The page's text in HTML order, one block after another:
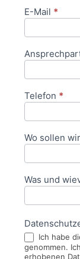
E-Mail *
Telefon *
Wo sollen
Was und
Ich habe
genommen.
erhobenen